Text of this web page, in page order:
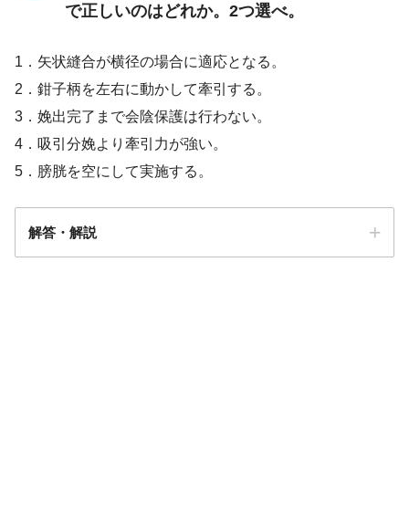
で正しいのはどれか。2つ選べ。
1．矢状縫合が横径の場合に適応となる。
2．鉗子柄を左右に動かして牽引する。
3．娩出完了まで会陰保護は行わない。
4．吸引分娩より牽引力が強い。
5．膀胱を空にして実施する。
解答・解説